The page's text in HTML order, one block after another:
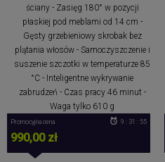
ściany - Zasięg 180° w pozycji
płaskiej pod meblami od 14 cm -
Gęsty grzebieniowy skrobak bez
plątania włosów - Samoczyszczenie i
suszenie szczotki w temperaturze 85
°C - Inteligentne wykrywanie
zabrudzeń - Czas pracy 46 minut -
Waga tylko 610 g
Promocyjna cena
990,00 zł
9 : 31 : 54